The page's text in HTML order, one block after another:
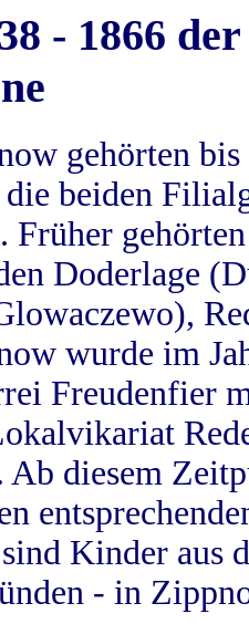
- 1866
gehörten
beiden
Früher
Doderlage
wurde im
Freudenfier
diesem
Kinder aus
- in